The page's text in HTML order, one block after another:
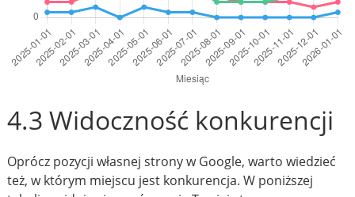
4.3 Widoczność konkurencji
Oprócz pozycji własnej strony w Google, warto wiedzieć
też, w którym miejscu jest konkurencja. W poniższej